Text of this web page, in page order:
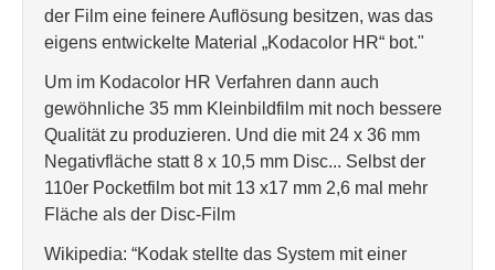
der Film eine feinere Auflösung besitzen, was das
eigens entwickelte Material „Kodacolor HR“ bot."
Um im Kodacolor HR Verfahren dann auch
gewöhnliche 35 mm Kleinbildfilm mit noch bessere
Qualität zu produzieren. Und die mit 24 x 36 mm
Negativfläche statt 8 x 10,5 mm Disc... Selbst der
110er Pocketfilm bot mit 13 x17 mm 2,6 mal mehr
Fläche als der Disc-Film
Wikipedia: “Kodak stellte das System mit einer